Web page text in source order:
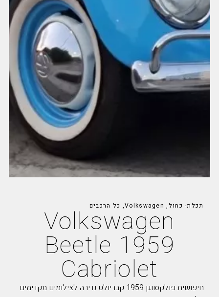
תכלת- כחול,
Volkswagen
, כל הרכבים
Volkswagen
Beetle 1959
Cabriolet
חיפושית פולקסווגן 1959 קבריולט נדירה לצילומים מקדימים